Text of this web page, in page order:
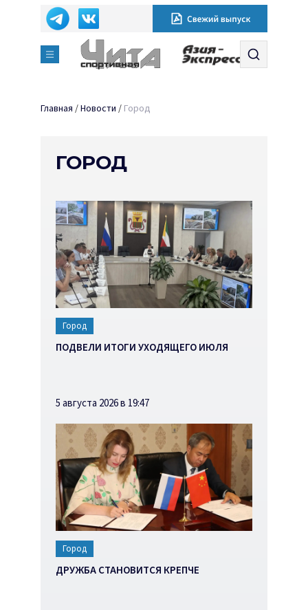
Главная /Новости / Город
ГОРОД
Город
ПОДВЕЛИ ИТОГИ УХОДЯЩЕГО ИЮЛЯ
5 августа 2026 в 19:47
Город
ДРУЖБА СТАНОВИТСЯ КРЕПЧЕ